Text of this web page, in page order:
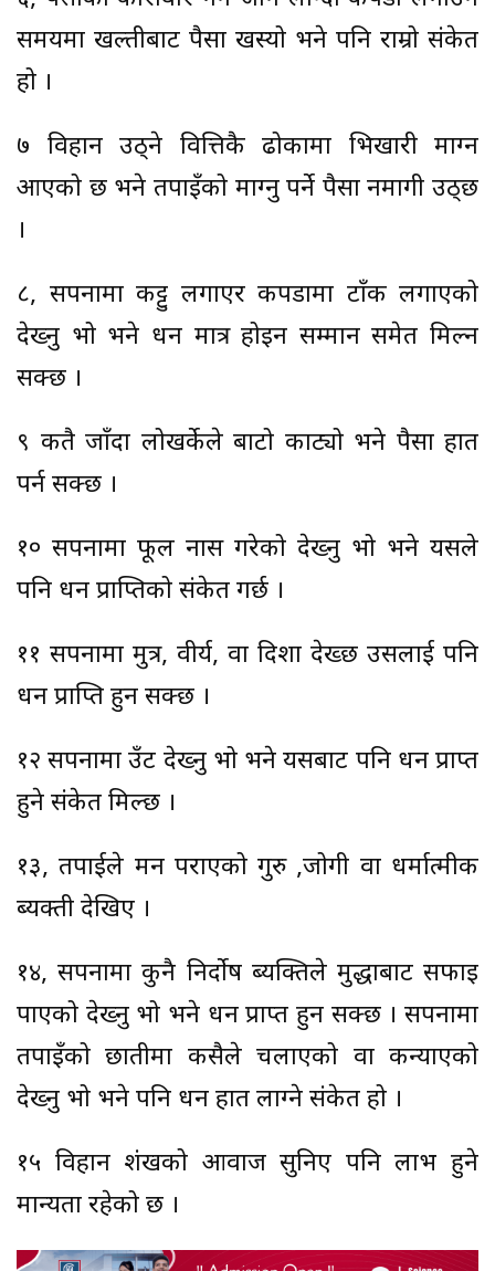
समयमा खल्तीबाट पैसा खस्यो भने पनि राम्रो संकेत
हो ।
७ विहान उठ्ने वित्तिकै ढोकामा भिखारी माग्न
आएको छ भने तपाइँको माग्नु पर्ने पैसा नमागी उठ्छ
।
८, सपनामा कट्टु लगाएर कपडामा टाँक लगाएको
देख्नु भो भने धन मात्र होइन सम्मान समेत मिल्न
सक्छ ।
९ कतै जाँदा लोखर्केले बाटो काट्यो भने पैसा हात
पर्न सक्छ ।
१० सपनामा फूल नास गरेको देख्नु भो भने यसले
पनि धन प्राप्तिको संकेत गर्छ ।
११ सपनामा मुत्र, वीर्य, वा दिशा देख्छ उसलाई पनि
धन प्राप्ति हुन सक्छ ।
१२ सपनामा उँट देख्नु भो भने यसबाट पनि धन प्राप्त
हुने संकेत मिल्छ ।
१३, तपाईले मन पराएको गुरु ,जोगी वा धर्मात्मीक
ब्यक्ती देखिए ।
१४, सपनामा कुनै निर्दोष ब्यक्तिले मुद्धाबाट सफाइ
पाएको देख्नु भो भने धन प्राप्त हुन सक्छ । सपनामा
तपाइँको छातीमा कसैले चलाएको वा कन्याएको
देख्नु भो भने पनि धन हात लाग्ने संकेत हो ।
१५ विहान शंखको आवाज सुनिए पनि लाभ हुने
मान्यता रहेको छ ।